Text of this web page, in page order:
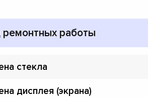
ремонтных работы
стекла
дисплея (экрана)